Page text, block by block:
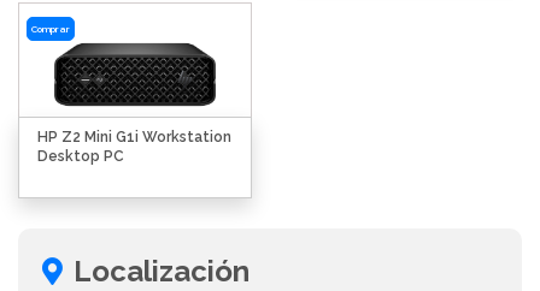
Comprar
HP Z2 Mini G1i Workstation
Desktop PC
Localización